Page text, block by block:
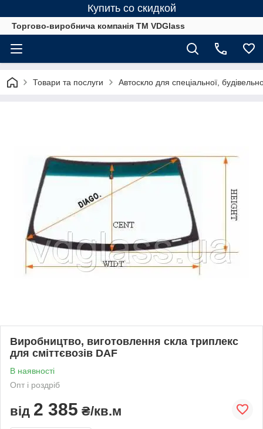
Купить со скидкой
Торгово-виробнича компанія ТМ VDGlass
Товари та послуги Автоскло для спеціальної,
Виробництво, виготовлення скла триплекс
для сміттєвозів DAF
В наявності
Опт і роздріб
від 2 385 ₴/кв.м